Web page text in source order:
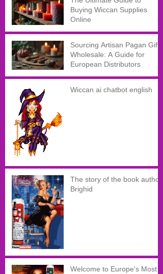
Buying Wiccan Supplies
Online
Sourcing Artisan Pagan Gifts
Wholesale: A Guide for
European Distributors
Wiccan ai chatbot english
The story of the book author
Brighid
Welcome to Europe's Most